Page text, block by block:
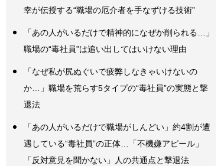
幸が伝授する“職場の厄介者を手なずける技術”
「あの人がいるだけで精神的になぜか削られる…」
職場の“毒社員”は追い出してはいけない理由
「なぜ私が尻ぬぐいで疲弊しなきゃいけないの
か…」職場を荒らす5タイプの“毒社員”の実態と撃
退法
「あの人がいるだけで職場がしんどい」約4割が遭
遇している“毒社員”の正体…「不機嫌アピール」
「反対意見を聞かない」人の共通点と撃退法